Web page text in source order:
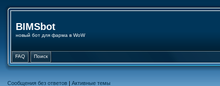
BIMSbot
новый бот для фарма в WoW
FAQ Поиск
Сообщения без ответов | Активные темы